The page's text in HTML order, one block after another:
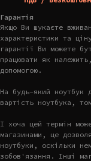
Гарантія
Якщо Ви шукаєте
характеристики та
гарантії Ви можете
працювати як
допомогою.
На будь-який ноутбук
вартість ноутбука,
І хоча цей термін
магазинами, це
ноутбуки, оскільки
зобов'язання. Інші